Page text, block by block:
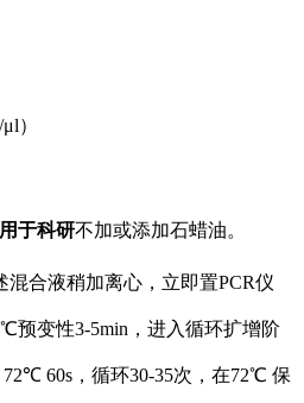
）
于科研不加或添加石蜡油。
合液稍加离心，立即置PCR仪
预变性3-5min，进入循环扩增阶
60s，循环30-35次，在72℃ 保